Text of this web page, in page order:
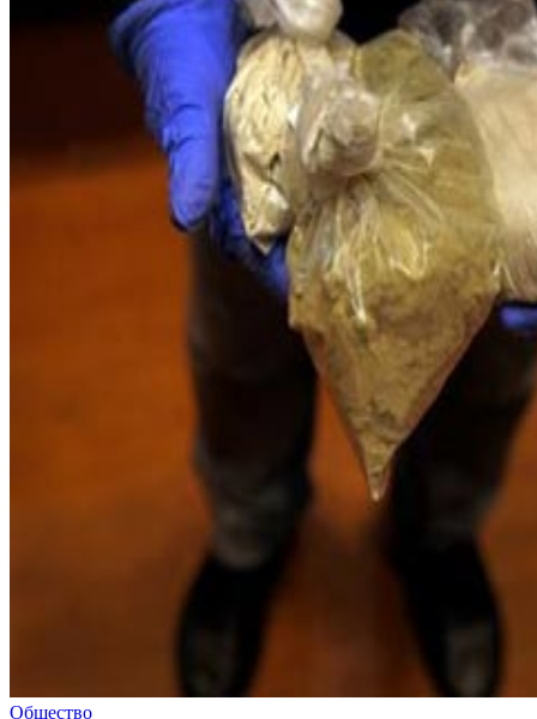
Общество